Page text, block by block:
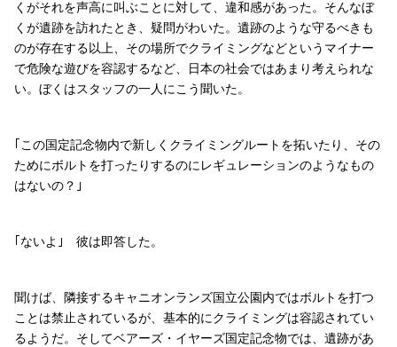
くがそれを声高に叫ぶことに対して、違和感があった。そんなぼ
くが遺跡を訪れたとき、疑問がわいた。遺跡のような守るべきも
のが存在する以上、その場所でクライミングなどというマイナー
で危険な遊びを容認するなど、日本の社会ではあまり考えられな
い。ぼくはスタッフの一人にこう聞いた。
｢この国定記念物内で新しくクライミングルートを拓いたり、その
ためにボルトを打ったりするのにレギュレーションのようなもの
はないの？｣
｢ないよ｣ 彼は即答した。
聞けば、隣接するキャニオンランズ国立公園内ではボルトを打つ
ことは禁止されているが、基本的にクライミングは容認されてい
るようだ。そしてベアーズ・イヤーズ国定記念物では、遺跡があ